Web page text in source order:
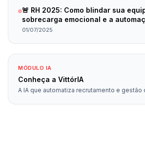
🚨 RH 2025: Como blindar sua
sobrecarga emocional e a
planejada
01/07/2025
MÓDULO IA
Conheça a VittórIA
A IA que automatiza recrutamento e gestão